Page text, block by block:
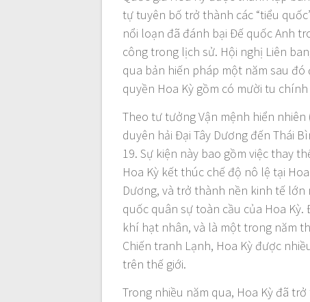
tự tuyên bố trở thành các “tiểu
nổi loạn đã đánh bại Đế quốc Anh
công trong lịch sử. Hội nghị Liên
qua bản hiến pháp một năm sau
quyền Hoa Kỳ gồm có mười tu
Theo tư tưởng Vận mệnh hiển
duyên hải Đại Tây Dương đến Thái
19. Sự kiện này bao gồm việc thay
Hoa Kỳ kết thúc chế độ nô lệ tại
Dương, và trở thành nền kinh tế lớn
quốc quân sự toàn cầu của Hoa
khí hạt nhân, và là một trong năm
Chiến tranh Lạnh, Hoa Kỳ được
trên thế giới.
Trong nhiều năm qua, Hoa Kỳ đã